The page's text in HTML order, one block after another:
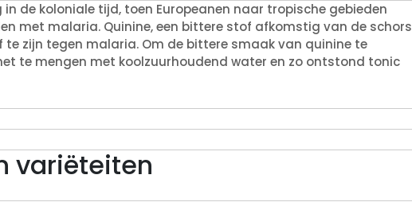
de koloniale tijd, toen Europeanen naar tropische gebieden
met malaria. Quinine, een bittere stof afkomstig van de schors
te zijn tegen malaria. Om de bittere smaak van quinine te
te mengen met koolzuurhoudend water en zo ontstond tonic
variëteiten